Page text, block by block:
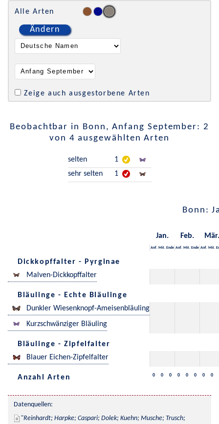
Alle Arten
Ändern
Zeige auch ausgestorbene Arten
Beobachtbar in Bonn, Anfang September: 2
von 4 ausgewählten Arten
selten
1
sehr selten
1
Bonn:
Jan. Feb. Mär.
Anf. Mit. Ende Anf. Mit. Ende Anf. Mit.
Dickkopffalter - Pyrginae
Malven-Dickkopffalter
Bläulinge - Echte Bläulinge
Dunkler Wiesenknopf-Ameisenbläuling
Kurzschwänziger Bläuling
Bläulinge - Zipfelfalter
Blauer Eichen-Zipfelfalter
Anzahl Arten 0 0 0 0 0 0 0 0
Datenquellen:
Reinhardt; Harpke; Caspari; Dolek; Kuehn; Musche; Trusch;